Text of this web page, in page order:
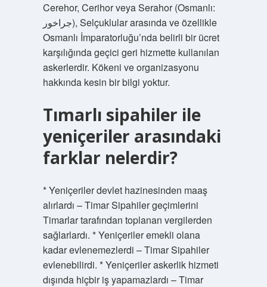
Cerehor, Cerihor veya Serahor (Osmanlı:
جراخور), Selçuklular arasında ve özellikle
Osmanlı İmparatorluğu’nda belirli bir ücret
karşılığında geçici geri hizmette kullanılan
askerlerdir. Kökeni ve organizasyonu
hakkında kesin bir bilgi yoktur.
Tımarlı sipahiler ile
yeniçeriler arasındaki
farklar nelerdir?
* Yeniçeriler devlet hazinesinden maaş
alırlardı – Timar Sipahiler geçimlerini
Timarlar tarafından toplanan vergilerden
sağlarlardı. * Yeniçeriler emekli olana
kadar evlenemezlerdi – Timar Sipahiler
evlenebilirdi. * Yeniçeriler askerlik hizmeti
dışında hiçbir iş yapamazlardı – Timar